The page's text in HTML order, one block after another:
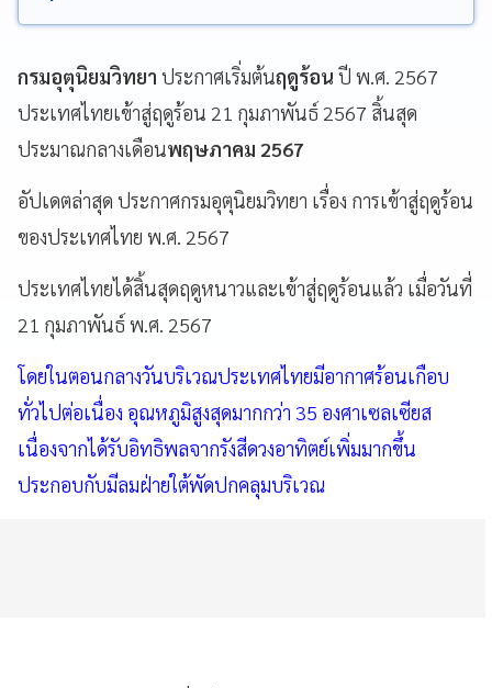
กรมอุตุนิยมวิทยา ประกาศเริ่มต้นฤดูร้อน ปี พ.ศ. 2567
ประเทศไทยเข้าสู่ฤดูร้อน 21 กุมภาพันธ์ 2567 สิ้นสุด
ประมาณกลางเดือนพฤษภาคม 2567
อัปเดตล่าสุด ประกาศกรมอุตุนิยมวิทยา เรื่อง การเข้าสู่ฤดูร้อน
ของประเทศไทย พ.ศ. 2567
ประเทศไทยได้สิ้นสุดฤดูหนาวและเข้าสู่ฤดูร้อนแล้ว เมื่อวันที่
21 กุมภาพันธ์ พ.ศ. 2567
โดยในตอนกลางวันบริเวณประเทศไทยมีอากาศร้อนเกือบ
ทั่วไปต่อเนื่อง อุณหภูมิสูงสุดมากกว่า 35 องศาเซลเซียส
เนื่องจากได้รับอิทธิพลจากรังสีดวงอาทิตย์เพิ่มมากขึ้น
ประกอบกับมีลมฝ่ายใต้พัดปกคลุมบริเวณ